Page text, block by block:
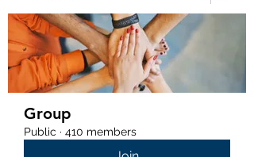
Group
Public · 410 members